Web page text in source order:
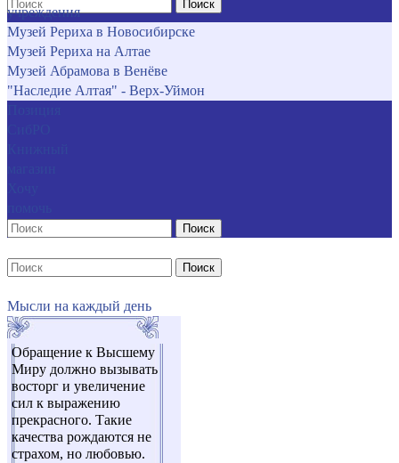
Поиск
учреждения
Музей Рериха в Новосибирске
Музей Рериха на Алтае
Музей Абрамова в Венёве
"Наследие Алтая" - Верх-Уймон
Поиск
Поиск
Мысли на каждый день
Обращение к Высшему
Миру должно вызывать
восторг и увеличение
сил к выражению
прекрасного. Такие
качества рождаются не
страхом, но любовью.